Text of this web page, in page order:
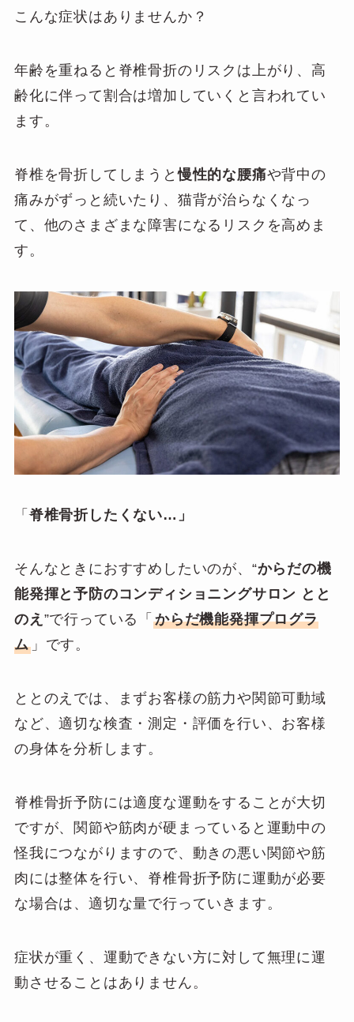
こんな症状はありませんか？
年齢を重ねると脊椎骨折のリスクは上がり、高
齢化に伴って割合は増加していくと言われてい
ます。
脊椎を骨折してしまうと慢性的な腰痛や背中の
痛みがずっと続いたり、猫背が治らなくなっ
て、他のさまざまな障害になるリスクを高めま
す。
「脊椎骨折したくない…」
そんなときにおすすめしたいのが、“からだの機
能発揮と予防のコンディショニングサロン とと
のえ ”で行っている「 からだ機能発揮プログラ
ム」です。
ととのえでは、まずお客様の筋力や関節可動域
など、適切な検査・測定・評価を行い、お客様
の身体を分析します。
脊椎骨折予防には適度な運動をすることが大切
ですが、関節や筋肉が硬まっていると運動中の
怪我につながりますので、動きの悪い関節や筋
肉には整体を行い、脊椎骨折予防に運動が必要
な場合は、適切な量で行っていきます。
症状が重く、運動できない方に対して無理に運
動させることはありません。